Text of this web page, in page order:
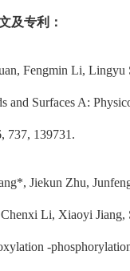
及专利：
Fengmin Li,
and Surfaces A:
737, 139731.
Jiekun Zhu,
Li, Xiaoyi Jiang,
-